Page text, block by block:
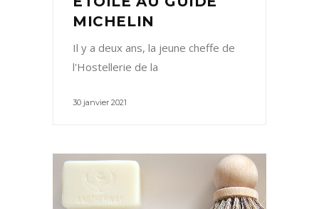
MICHELIN
Il y a deux ans, la jeune cheffe de
l'Hostellerie de la
30 janvier 2021